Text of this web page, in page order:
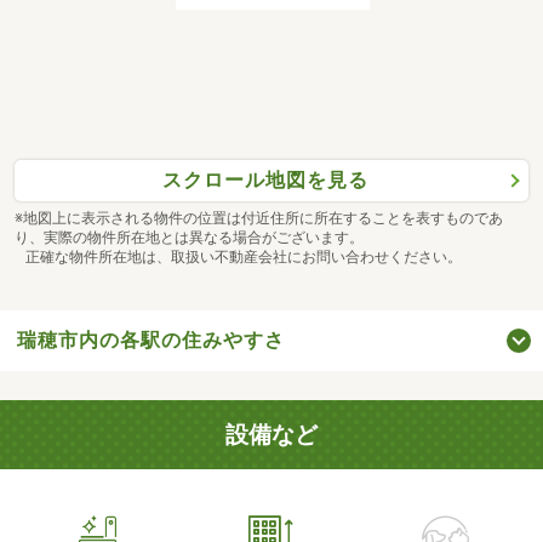
スクロール地図を見る
※地図上に表示される物件の位置は付近住所に所在することを表すものであ
り、実際の物件所在地とは異なる場合がございます。
正確な物件所在地は、取扱い不動産会社にお問い合わせください。
瑞穂市内の各駅の住みやすさ
設備など